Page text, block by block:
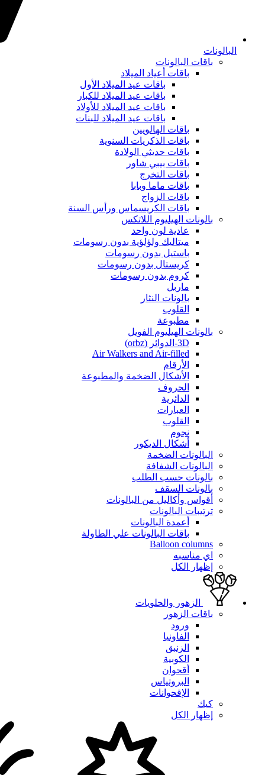
البالونات
باقات البالونات
باقات أعياد الميلاد
باقات عيد الميلاد الأول
باقات عيد الميلاد للكبار
باقات عيد الميلاد للأولاد
باقات عيد الميلاد للبنات
باقات الهالويين
باقات الذكريات السنوية
باقات حديثي الولادة
باقات بيبي شاور
باقات التخرج
باقات ماما وبابا
باقات الزواج
باقات الكريسماس ورأس السنة
بالونات الهيليوم اللاتكس
عادية لون واحد
ميتاليك ولؤلؤية بدون رسومات
باستيل بدون رسومات
كريستال بدون رسومات
كروم بدون رسومات
ماربل
بالونات النثار
القلوب
مطبوعة
بالونات الهيليوم الفويل
3D-الدوائر (orbz)
Air Walkers and Air-filled
الأرقام
الأشكال الضخمة والمطبوعة
الحروف
الدائرية
العبارات
القلوب
نجوم
أشكال الديكور
البالونات الضخمة
البالونات الشفافة
بالونات حسب الطلب
بالونات السقف
أقواس وأكاليل من البالونات
ترتيبات البالونات
أعمدة البالونات
باقات البالونات علي الطاولة
Balloon columns
اي مناسبه
إظهار الكل
الزهور والحلويات
باقات الزهور
ورود
الفاونيا
الزنبق
الكوبية
أقحوان
البروتياس
الإقحوانات
كيك
إظهار الكل